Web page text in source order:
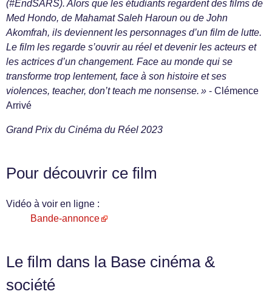
(#EndSARS). Alors que les étudiants regardent des films de
Med Hondo, de Mahamat Saleh Haroun ou de John
Akomfrah, ils deviennent les personnages d’un film de lutte.
Le film les regarde s’ouvrir au réel et devenir les acteurs et
les actrices d’un changement. Face au monde qui se
transforme trop lentement, face à son histoire et ses
violences, teacher, don’t teach me nonsense. » - Clémence
Arrivé
Grand Prix du Cinéma du Réel 2023
Pour découvrir ce film
Vidéo à voir en ligne :
Bande-annonce
Le film dans la Base cinéma &
société